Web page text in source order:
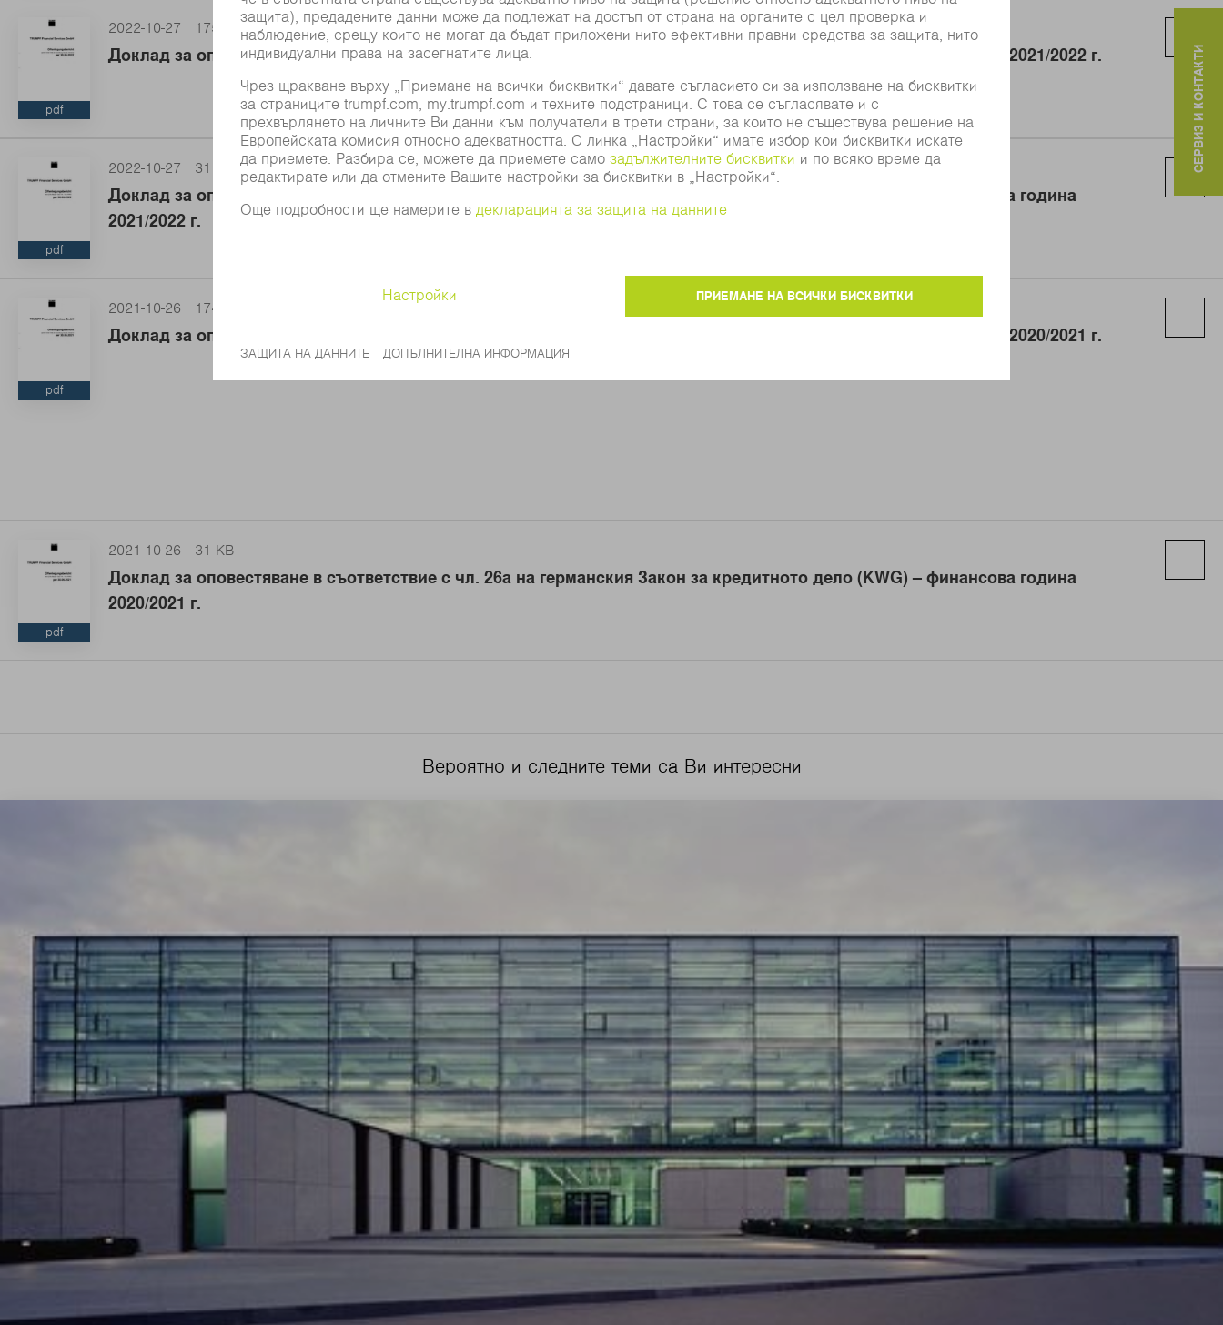
pdf
2022-10-27 175 KB
Доклад за оповестяване в съответствие с Регламента за капиталовите изисквания (CRR) – финансова година 2021/2022 г.
pdf
2022-10-27 31 KB
Доклад за оповестяване в съответствие с чл. 26a на германския Закон за кредитното дело (KWG) – финансова година
2021/2022 г.
pdf
2021-10-26 174 KB
Доклад за оповестяване в съответствие с Регламента за капиталовите изисквания (CRR) – финансова година 2020/2021 г.
pdf
2021-10-26 31 KB
Доклад за оповестяване в съответствие с чл. 26a на германския Закон за кредитното дело (KWG) – финансова година
2020/2021 г.
Вероятно и следните теми са Ви интересни
СЕРВИЗ И КОНТАКТИ